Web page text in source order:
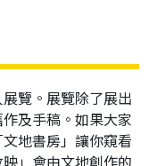
覽。展覽除了展出
及手稿。如果大家
地書房」讓你窺看
」會由文地創作的